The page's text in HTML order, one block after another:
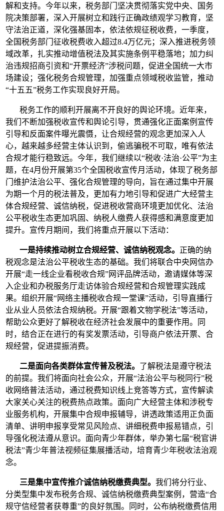
解和支持。今年以来，税务部门坚决贯彻落实党中央、国务
院决策部署，深入开展树立和践行正确政绩观学习教育，坚
守法治正道，深化强基固本，依法依规征税收费，一季度，
全国税务部门征收税费收入超过8.4万亿元；深入推进税务领
域改革，扎实推动增值税法及其实施条例平稳落地；加力纠
治违规招商引资和“开票经济”涉税问题，促进全国统一大市
场建设；强化税务合规管理，加强重点领域税收监管，推动
“十五五”税务工作实现良好开局。
税务工作的顺利开展离不开良好的舆论环境。近年来，
我们不断加强税收宣传和舆论引导，贯通强化正面案例宣传
引导和反面案件曝光震慑，让合规经营的观念更加深入人
心，越来越多经营主体认识到，偷逃骗税不可取，唯有依法
合规才能行稳致远。今年，我们继续以“税收·法治·公平”为主
题，在4月份开展第35个全国税收宣传月活动，体现了税务部
门维护法治公平、强化合规管理的导向，旨在通过集中开展
为期一个月的税法普及，更加有力地引导和促进广大经营主
体合规经营、诚信纳税，促进税收营商环境更加优化、法治
公平税收生态更加巩固、纳税人缴费人获得感和满意度更加
提升。宣传月期间，我们将重点开展以下活动：
一是持续推动树立合规经营、诚信纳税观念。 正确的纳
税观念是法治公平税收生态的基础。我们将联合中央网信办
开展“走一线企业看税收合规”网评品牌活动，邀请媒体等深
入企业和办税服务厅走访体验合规经营和合规管理实践成
果。组织开展“网络主播税收合规一堂课”活动，引导直播行
业从业人员依法合规纳税。开展“跟着文物学税法”等活动，
帮助公众更好了解税收在经济社会发展中的重要作用。同
时，结合正在进行的有奖发票活动，引导商户依法开票、合
规经营，促进提振消费。
二是面向各类群体宣传普及税法。 了解税法是遵守税法
的前提。我们将面向社会公众，开展“法治公平与税同行”税
收网络普法活动，通过税费知识线上竞答等方式，宣传解读
大家关心关注的税费热点政策。面向广大经营主体和涉税专
业服务机构，开展集中合规申报辅导，讲透政策适用正负面
清单、讲明申报享受常见风险点、讲细税费申报易错点，引
导强化税法遵从意识。面向青少年群体，举办第七届“税官讲
税法”青少年普法视频征集展播活动，培育青少年税收法治观
念。
三是集中宣传推介诚信纳税缴费典型。我们将分行业、
分类型集中发布税务合规、诚信纳税缴费典型案例，营造“合
规守信经营者获尊重”的良好氛围。同时，公布纳税缴费信用